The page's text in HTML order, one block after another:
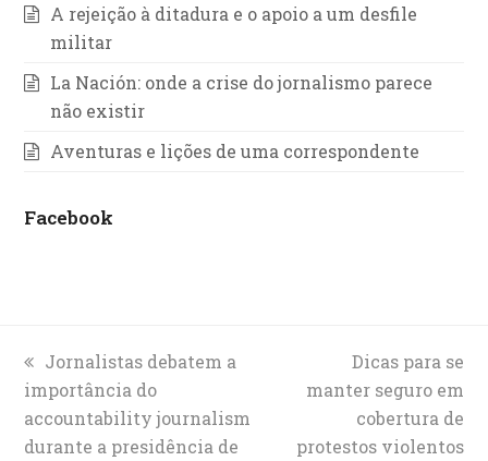
A rejeição à ditadura e o apoio a um desfile
militar
La Nación: onde a crise do jornalismo parece
não existir
Aventuras e lições de uma correspondente
Facebook
previous
post:
Jornalistas debatem a
importância do
accountability journalism
durante a presidência de
next
post:
Dicas para se
manter seguro em
cobertura de
protestos violentos